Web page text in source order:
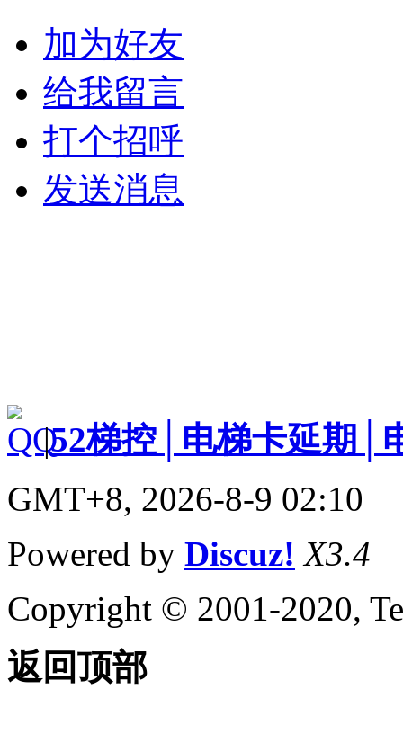
加为好友
给我留言
打个招呼
发送消息
|52梯控│电梯卡延期│
GMT+8, 2026-8-9 02:10
Powered by Discuz! X3.4
Copyright © 2001-2020,
返回顶部